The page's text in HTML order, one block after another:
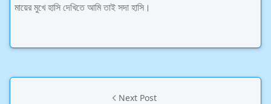
মায়ের মুখে হাসি দেখিতে আমি তাই সদা হাসি।
Next Post